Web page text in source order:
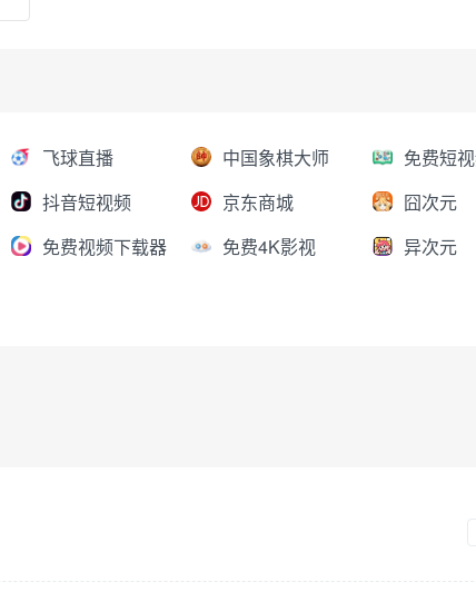
飞球直播 中国象棋大师
抖音短视频 京东商城
囧次元
免费视频下载器 免费4K影视
异次元